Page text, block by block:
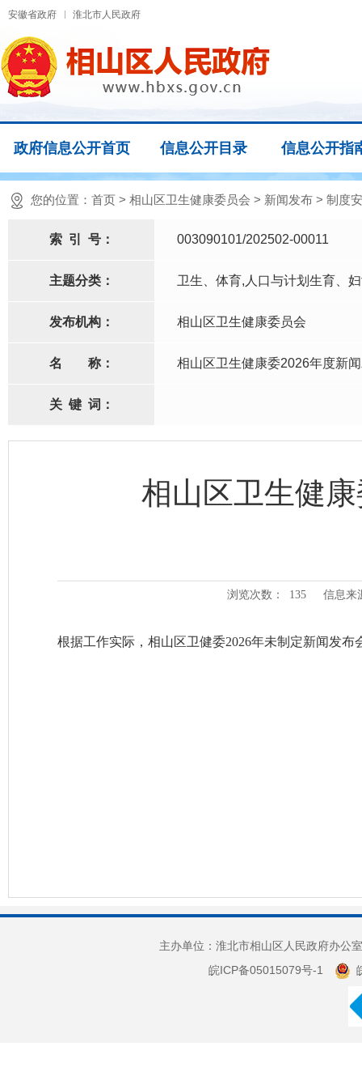
安徽省政府 淮北市人民政府
政府信息公开首页 信息公开目录 信息公开指
您的位置： 首页 > 相山区卫生健康委员会 > 新闻发布 > 制度
索 引 号： 003090101/202502-00011
主题分类： 卫生、体育,人口与计划生育、
发布机构： 相山区卫生健康委员会
名 称： 相山区卫生健康委2026年度新
关 键 词：
相山区卫生健
浏览次数： 135 信息来
根据工作实际，相山区卫健委2026年未制定新闻发布
主办单位：淮北市相山区人民政府办
皖ICP备05015079号-1